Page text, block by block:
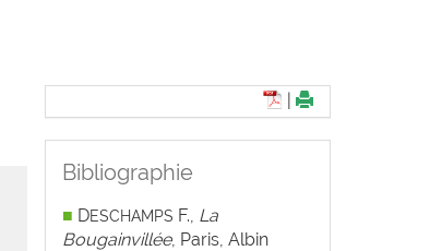
Bibliographie
■ DESCHAMPS F., La
Bougainvillée, Paris, Albin